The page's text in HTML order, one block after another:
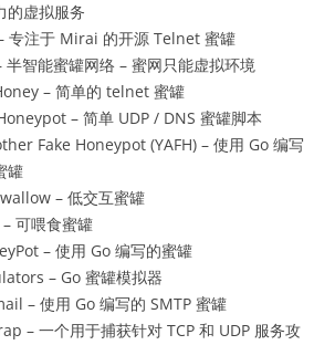
的虚拟服务
专注于 Mirai 的开源 Telnet 蜜罐
半智能蜜罐网络 – 蜜网只能虚拟环境
– 简单的 telnet 蜜罐
– 简单 UDP / DNS 蜜罐脚本
Fake Honeypot (YAFH) – 使用 Go 编写
罐
– 低交互蜜罐
可喂食蜜罐
– 使用 Go 编写的蜜罐
– Go 蜜罐模拟器
– 使用 Go 编写的 SMTP 蜜罐
– 一个用于捕获针对 TCP 和 UDP 服务攻